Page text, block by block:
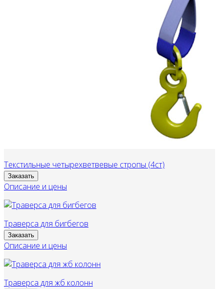
Текстильные четырехветвевые стропы (4ст)
Заказать
Описание и цены
Траверса для бигбегов
Заказать
Описание и цены
Траверса для жб колонн